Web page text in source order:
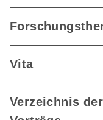
Vita
Verzeichnis